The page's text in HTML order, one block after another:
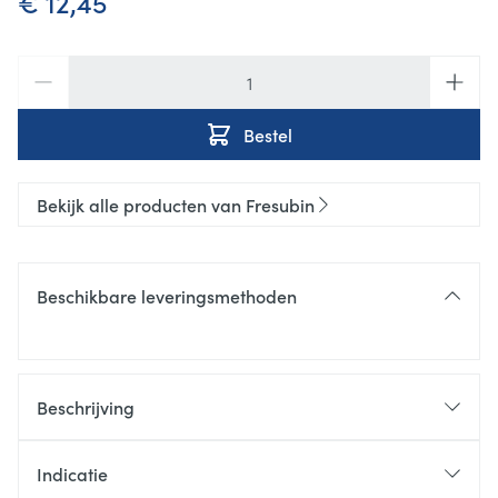
Bestel
Bekijk alle producten van Fresubin
Beschikbare leveringsmethoden
Beschrijving
Indicatie